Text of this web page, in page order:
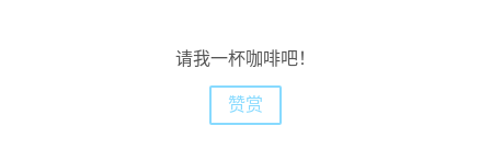
请我一杯咖啡吧！
赞赏